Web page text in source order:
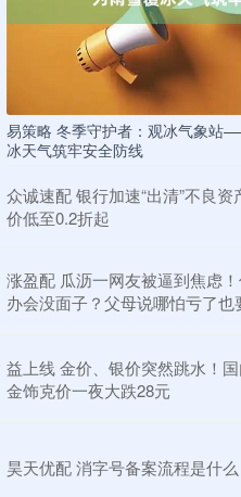
易策略 冬季守护者：观冰气象站
冰天气筑牢安全防线
众诚速配 银行加速“出清”不良资
价低至0.2折起
涨盈配 瓜沥一网友被逼到焦虑
办会没面子？父母说哪怕亏了也
益上线 金价、银价突然跳水！
金饰克价一夜大跌28元
昊天优配 消字号备案流程是什么